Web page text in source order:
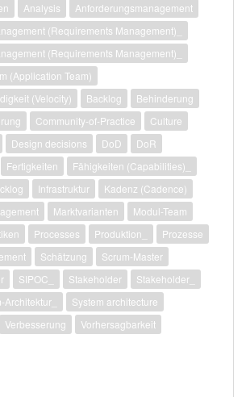
Analysis
Anforderungsmanagement
(Requirements Management)_
(Requirements Management)_
(Application Team)
(Velocity)
Backlog
Behinderung
Community-of-Practice
Culture
Design decisions DoD
DoR
Fertigkeiten
Fähigkeiten (Capabilities)_
Infrastruktur
Kadenz (Cadence)
Marktvarianten
Modul-Team
Processes Produktion_
Prozesse
Schätzung
Scrum-Master
SIPOC_ Stakeholder
Stakeholder_
Architektur_
System architecture
Verbesserung
Vorhersagbarkeit